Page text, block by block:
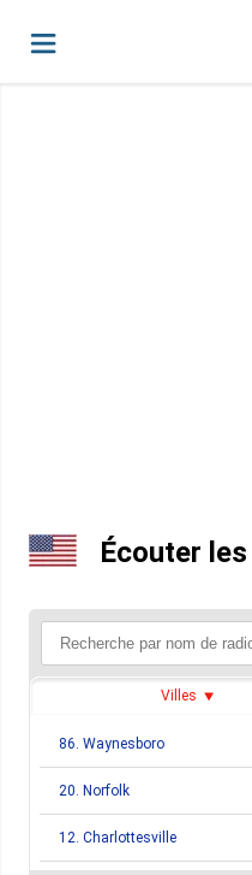
Écouter
Villes
86. Waynesboro
20. Norfolk
12. Charlottesville